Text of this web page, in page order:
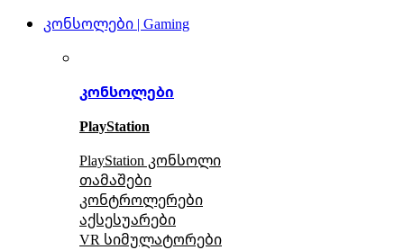
კონსოლები | Gaming
კონსოლები
PlayStation
PlayStation კონსოლი
თამაშები
კონტროლერები
აქსესუარები
VR სიმულატორები